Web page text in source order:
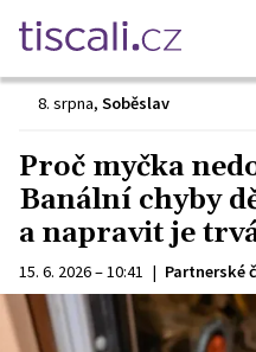
8. srpna, Soběslav
Proč myčka
Banální chyby
a napravit je
15. 6. 2026 – 10:41 | Partnerské